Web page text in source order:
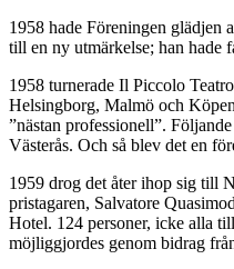
1958 hade Föreningen glädjen
till en ny utmärkelse; han hade
1958 turnerade Il Piccolo
Helsingborg, Malmö och
”nästan professionell”.
Västerås. Och så blev det en
1959 drog det åter ihop sig till
pristagaren, Salvatore
Hotel. 124 personer, icke alla
möjliggjordes genom bidrag